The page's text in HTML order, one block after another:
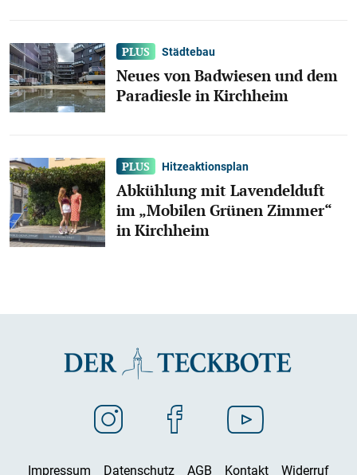
Städtebau
Neues von Badwiesen und dem
Paradiesle in Kirchheim
Hitzeaktionsplan
Abkühlung mit Lavendelduft
im „Mobilen Grünen Zimmer“
in Kirchheim
Impressum Datenschutz AGB Kontakt Widerruf